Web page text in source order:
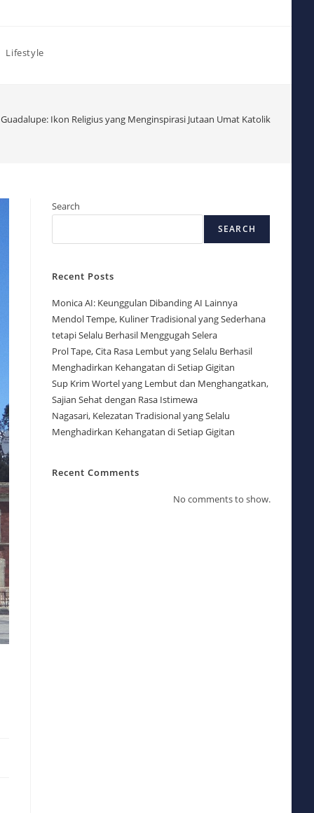
Lifestyle
Ikon Religius yang Menginspirasi Jutaan Umat Katolik
Search
SEARCH
Recent Posts
Monica AI: Keunggulan Dibanding AI Lainnya
Mendol Tempe, Kuliner Tradisional yang Sederhana
tetapi Selalu Berhasil Menggugah Selera
Prol Tape, Cita Rasa Lembut yang Selalu Berhasil
Menghadirkan Kehangatan di Setiap Gigitan
Sup Krim Wortel yang Lembut dan Menghangatkan,
Sajian Sehat dengan Rasa Istimewa
Nagasari, Kelezatan Tradisional yang Selalu
Menghadirkan Kehangatan di Setiap Gigitan
Recent Comments
No comments to show.